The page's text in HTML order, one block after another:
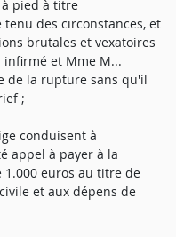
pied à titre
des circonstances, et
brutales et vexatoires
infirmé et Mme M...
de la rupture sans qu'il
;
conduisent à
appel à payer à la
1.000 euros au titre de
et aux dépens de